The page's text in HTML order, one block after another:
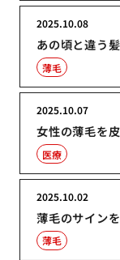
あの頃と違う
2025.10.08
薄毛
女性の薄毛を
2025.10.07
医療
薄毛のサイン
2025.10.02
薄毛